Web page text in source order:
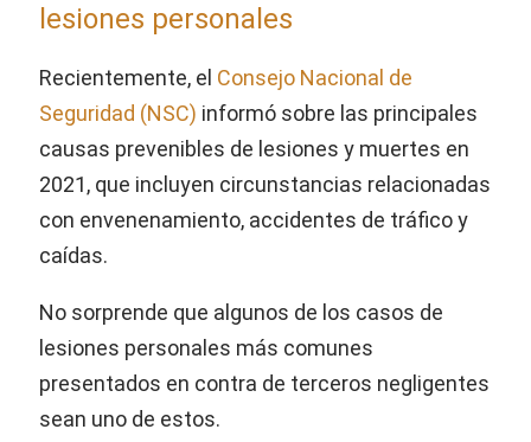
lesiones personales
Recientemente, el Consejo Nacional de
Seguridad (NSC) informó sobre las principales
causas prevenibles de lesiones y muertes en
2021, que incluyen circunstancias relacionadas
con envenenamiento, accidentes de tráfico y
caídas.
No sorprende que algunos de los casos de
lesiones personales más comunes
presentados en contra de terceros negligentes
sean uno de estos.